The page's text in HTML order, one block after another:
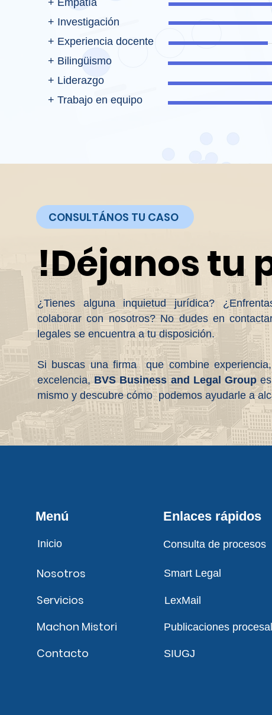
+ Empatía
+ Investigación
+ Experiencia docente
+ Bilingüismo
+ Liderazgo
​+ Trabajo en equipo
CONSULTÁNOS TU CASO
!Déjanos tu
¿Tienes alguna inquietud jurídica?
colaborar con nosotros? No dudes en
legales se encuentra a tu disposición.
Si buscas una firma que combine
excelencia,BVS Business and Legal Groupes
mismo y descubre cómo podemos ayudarle a
Menú Enlaces rápidos
Inicio
Nosotros
Servicios
Machon Mistori
Contacto
Consulta de procesos
Smart Legal
LexMail
Publicaciones
SIUGJ